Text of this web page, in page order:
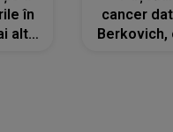
în
altă
cancer
Berkovich,